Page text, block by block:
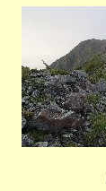
（